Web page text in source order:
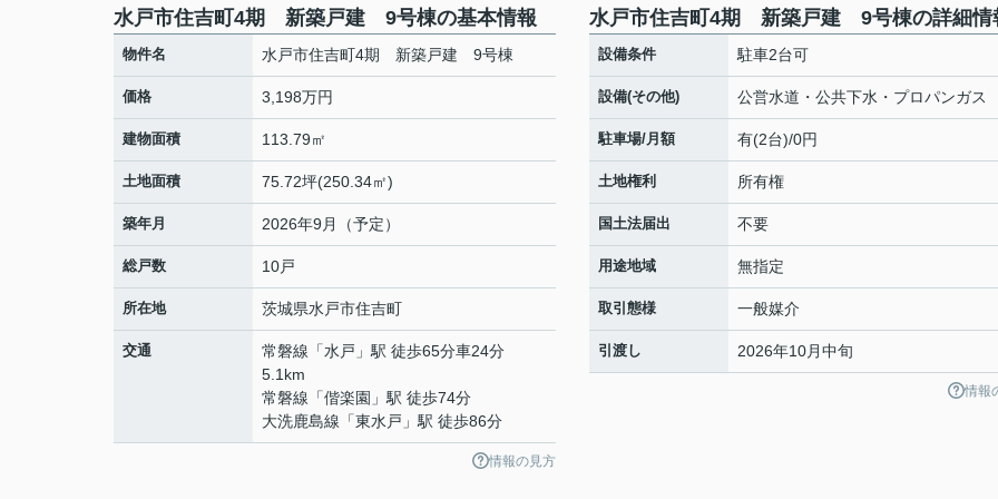
水戸市住吉町4期 新築戸建 9号棟の基本情報
物件名 水戸市住吉町4期 新築戸建 9号棟
価格 3,198万円
建物面積 113.79㎡
土地面積 75.72坪(250.34㎡)
築年月 2026年9月（予定）
総戸数 10戸
所在地 茨城県水戸市住吉町
交通 常磐線 「水戸 」駅 徒歩65分車24分
5.1km
常磐線 「偕楽園 」駅 徒歩74分
大洗鹿島線 「東水戸 」駅 徒歩86分
情報の見方
水戸市住吉町4期 新築戸建 9号棟の詳細情
設備条件 駐車2台可
設備(その他) 公営水道・公共下水・プロパンガス
駐車場/月額 有(2台)/0円
土地権利 所有権
国土法届出 不要
用途地域 無指定
取引態様 一般媒介
引渡し 2026年10月中旬
情報